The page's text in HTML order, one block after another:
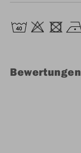
Bewertungen